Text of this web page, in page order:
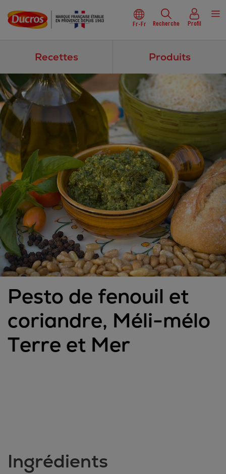
Fr-Fr Recherche Profil
Recettes Produits
Pesto de fenouil et
coriandre, Méli-mélo
Terre et Mer
Ingrédients